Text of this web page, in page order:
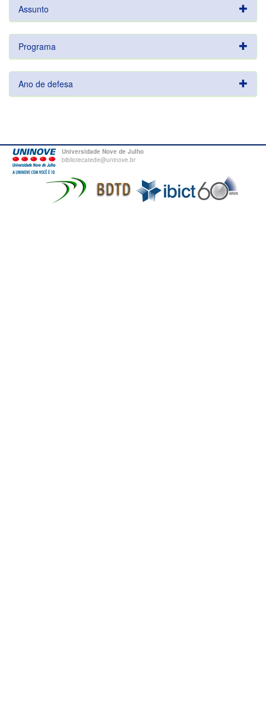
Assunto
Programa
Ano de defesa
Universidade Nove de Julho
bibliotecatede@uninove.br